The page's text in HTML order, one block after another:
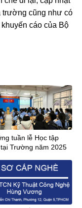
trường cũng như có
cáo của Bộ
tuần lễ Học tập
Trường năm 2025